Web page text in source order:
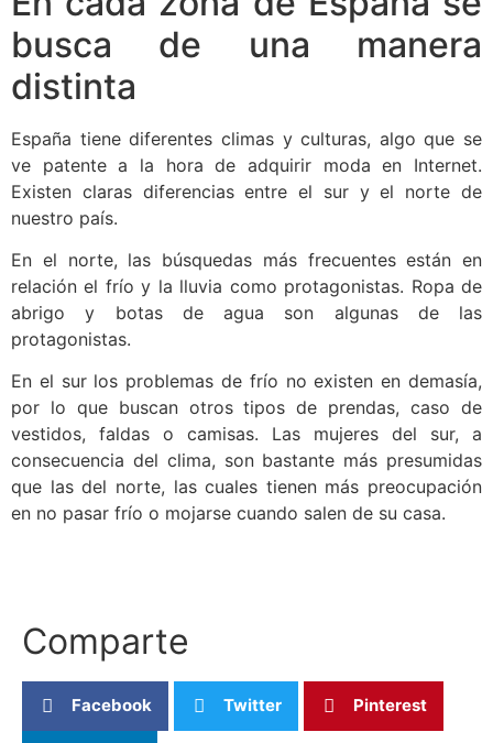
busca de una manera
distinta
España tiene diferentes climas y culturas, algo que se
ve patente a la hora de adquirir moda en Internet.
Existen claras diferencias entre el sur y el norte de
nuestro país.
En el norte, las búsquedas más frecuentes están en
relación el frío y la lluvia como protagonistas. Ropa de
abrigo y botas de agua son algunas de las
protagonistas.
En el sur los problemas de frío no existen en demasía,
por lo que buscan otros tipos de prendas, caso de
vestidos, faldas o camisas. Las mujeres del sur, a
consecuencia del clima, son bastante más presumidas
que las del norte, las cuales tienen más preocupación
en no pasar frío o mojarse cuando salen de su casa.
Comparte
Facebook Twitter Pinterest